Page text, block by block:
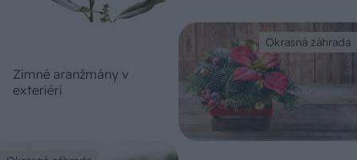
Okrasná záhrada
Zimné aranžmány v
exteriéri